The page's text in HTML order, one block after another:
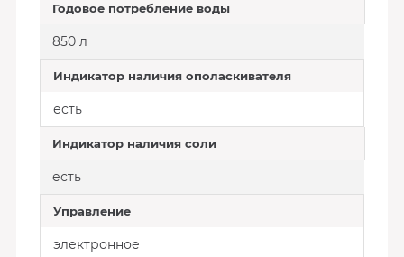
Годовое потребление воды
850 л
Индикатор наличия ополаскивателя
есть
Индикатор наличия соли
есть
Управление
электронное